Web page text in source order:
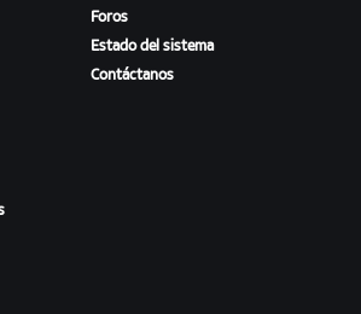
Foros
Estado del sistema
Contáctanos